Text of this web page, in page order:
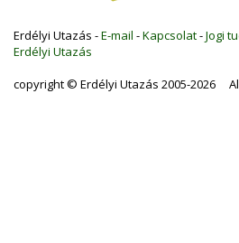
Erdélyi Utazás -E-mail -Kapcsolat-Jogi
Erdélyi Utazás
copyright © Erdélyi Utazás 2005-2026